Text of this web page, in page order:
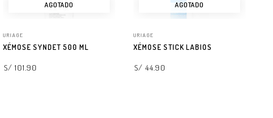
AGOTADO
URIAGE
XÉMOSE SYNDET 500 ML
S/ 101.90
AGOTADO
URIAGE
XÉMOSE STICK LABIOS
S/ 44.90